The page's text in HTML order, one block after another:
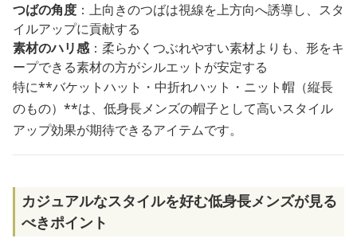
つばの角度 ：上向きのつばは視線を上方向へ誘導し、スタ
イルアップに貢献する
素材のハリ感：柔らかくつぶれやすい素材よりも、形をキ
ープできる素材の方がシルエットが安定する
特に**バケットハット・中折れハット・ニット帽（縦長
のもの）**は、低身長メンズの帽子として高いスタイル
アップ効果が期待できるアイテムです。
カジュアルなスタイルを好む低身長メンズが見る
べきポイント